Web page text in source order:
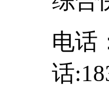
电话
话